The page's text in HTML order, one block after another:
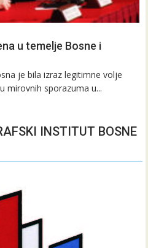
u temelje Bosne i
je bila izraz legitimne volje
mirovnih sporazuma u...
INSTITUT BOSNE